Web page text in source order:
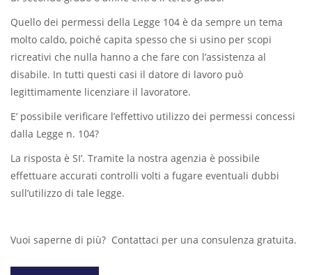
Quello dei permessi della Legge 104 è da sempre un tema
molto caldo, poiché capita spesso che si usino per scopi
ricreativi che nulla hanno a che fare con l’assistenza al
disabile. In tutti questi casi il datore di lavoro può
legittimamente licenziare il lavoratore.
E’ possibile verificare l’effettivo utilizzo dei permessi concessi
dalla Legge n. 104?
La risposta è SI’. Tramite la nostra agenzia è possibile
effettuare accurati controlli volti a fugare eventuali dubbi
sull’utilizzo di tale legge.
Vuoi saperne di più? Contattaci per una consulenza gratuita.